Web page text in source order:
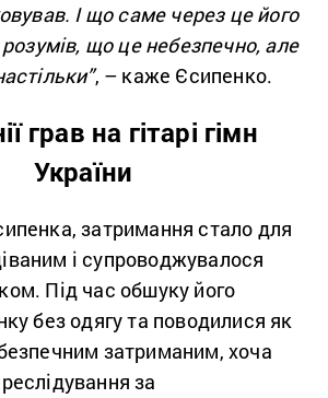
І що саме через це його
розумів, що це небезпечно, але
, – каже Єсипенко.
грав на гітарі гімн
України
затримання стало для
і супроводжувалося
Під час обшуку його
без одягу та поводилися як
затриманим, хоча
за